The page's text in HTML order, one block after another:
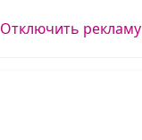
Отключить рекламу